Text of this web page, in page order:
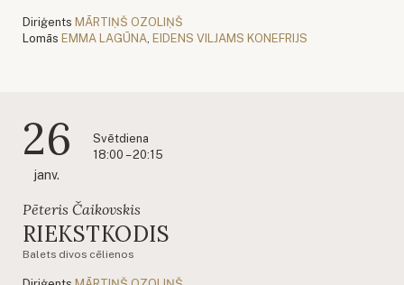
Diriģents MĀRTIŅŠ OZOLIŅŠ
Lomās EMMA LAGŪNA EIDENS VILJAMS KONEFRIJS
26
janv.
Svētdiena
18:00 – 20:15
Pēteris Čaikovskis
RIEKSTKODIS
Balets divos cēlienos